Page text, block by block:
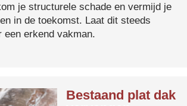
je structurele schade en vermijd je
in de toekomst. Laat dit steeds
een erkend vakman.
Bestaand plat dak